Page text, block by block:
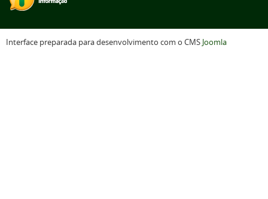
Interface preparada para desenvolvimento com o CMS Joomla